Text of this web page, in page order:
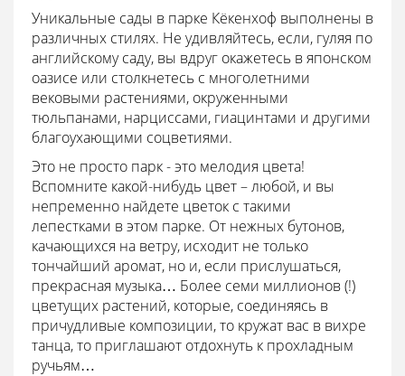
Уникальные сады в парке Кёкенхоф выполнены в
различных стилях. Не удивляйтесь, если, гуляя по
английскому саду, вы вдруг окажетесь в японском
оазисе или столкнетесь с многолетними
вековыми растениями, окруженными
тюльпанами, нарциссами, гиацинтами и другими
благоухающими соцветиями.
Это не просто парк - это мелодия цвета!
Вспомните какой-нибудь цвет – любой, и вы
непременно найдете цветок с такими
лепестками в этом парке. От нежных бутонов,
качающихся на ветру, исходит не только
тончайший аромат, но и, если прислушаться,
прекрасная музыка… Более семи миллионов (!)
цветущих растений, которые, соединяясь в
причудливые композиции, то кружат вас в вихре
танца, то приглашают отдохнуть к прохладным
ручьям…